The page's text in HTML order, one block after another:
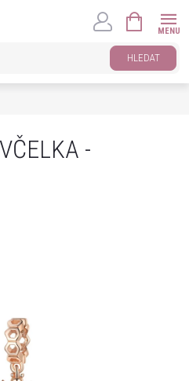
HLEDAT
KOŠÍK
-